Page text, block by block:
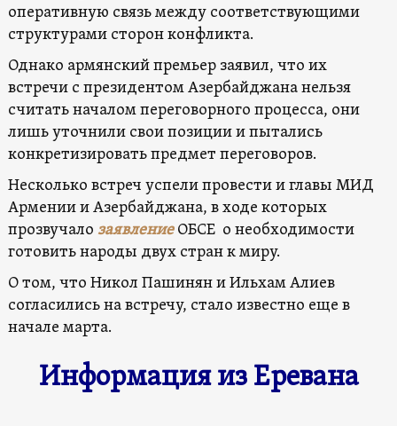
оперативную связь между соответствующими
структурами сторон конфликта.
Однако армянский премьер заявил, что их
встречи с президентом Азербайджана нельзя
считать началом переговорного процесса, они
лишь уточнили свои позиции и пытались
конкретизировать предмет переговоров.
Несколько встреч успели провести и главы МИД
Армении и Азербайджана, в ходе которых
прозвучало заявлениеОБСЕ о необходимости
готовить народы двух стран к миру.
О том, что Никол Пашинян и Ильхам Алиев
согласились на встречу, стало известно еще в
начале марта.
Информация из Еревана